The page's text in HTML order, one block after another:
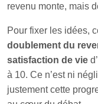
revenu monte, mais
Pour fixer les idées,
doublement du
satisfaction de vie
à 10. Ce n’est ni
justement cette